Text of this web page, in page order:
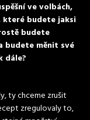
ve volbách,
budete jaksi
budete
budete měnit své
dále?
ty chceme zrušit
zregulovaly to,